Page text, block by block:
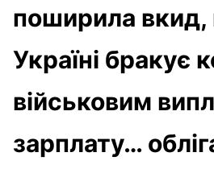
поширила вкид,
Україні бракує
військовим
зарплату…